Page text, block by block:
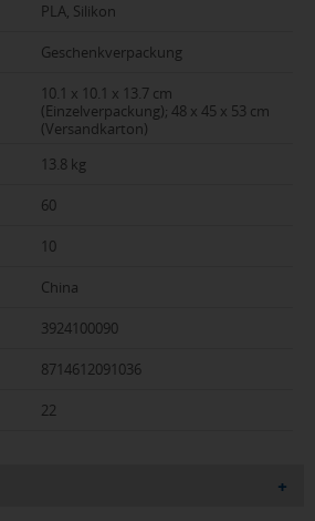
PLA, Silikon
Geschenkverpackung
10.1 x 10.1 x 13.7 cm
(Einzelverpackung); 48 x 45 x 53 cm
(Versandkarton)
13.8 kg
60
10
China
3924100090
8714612091036
22